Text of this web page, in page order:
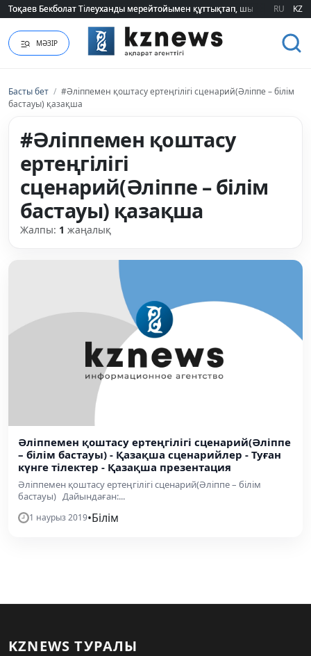
Тоқаев Бекболат Тілеуханды мерейтойымен құттықтап, шығармашылық
Тоқаев Бекболат Тілеуханды мерейтойымен құттықтап, шығармашылық
RU KZ
МӘЗІР
Басты бет / #Әліппемен қоштасу ертеңгілігі сценарий(Әліппе – білім
бастауы) қазақша
#Әліппемен қоштасу
ертеңгілігі
сценарий(Әліппе – білім
бастауы) қазақша
Жалпы: 1 жаңалық
Әліппемен қоштасу ертеңгілігі сценарий(Әліппе
– білім бастауы) - Қазақша сценарийлер - Туған
күнге тілектер - Қазақша презентация
Әліппемен қоштасу ертеңгілігі сценарий(Әліппе – білім
бастауы) Дайындаған:...
1 наурыз 2019•Білім
KZNEWS ТУРАЛЫ